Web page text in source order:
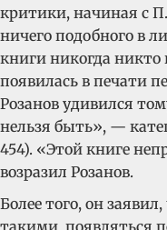
критики, начиная с
ничего подобного в
книги никогда никто
появилась в печати
Розанов удивился
нельзя быть», —
454). «Этой книге
возразил Розанов.
Более того, он
такими, появляться